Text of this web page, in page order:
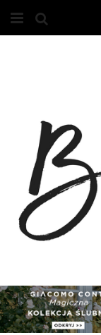
O NAS
KONTAKT
REKLAMA
ADVERTISING
ZGŁOSZENIA